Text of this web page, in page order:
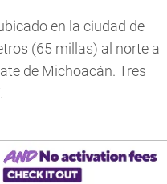
en la ciudad de
(65 millas) al norte a
de Michoacán. Tres